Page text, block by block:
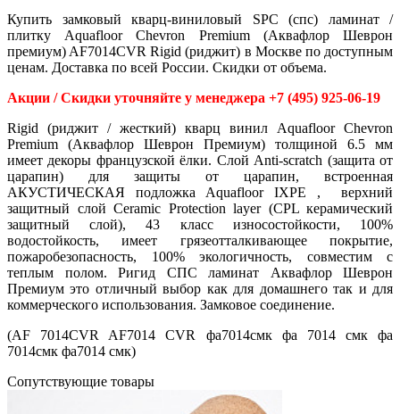
Купить замковый кварц-виниловый SPC (спс) ламинат /
плитку Aquafloor Chevron Premium (Аквафлор Шеврон
премиум) AF7014CVR Rigid (риджит) в Москве по доступным
ценам. Доставка по всей России. Скидки от объема.
Акции / Скидки уточняйте у менеджера +7 (495) 925-06-19
Rigid (риджит / жесткий) кварц винил Aquafloor Chevron
Premium (Аквафлор Шеврон Премиум) толщиной 6.5 мм
имеет декоры французской ёлки. Слой Anti-scratch (защита от
царапин) для защиты от царапин, встроенная
АКУСТИЧЕСКАЯ подложка Aquafloor IXPE , верхний
защитный слой Ceramic Protection layer (CPL керамический
защитный слой), 43 класс износостойкости, 100%
водостойкость, имеет грязеотталкивающее покрытие,
пожаробезопасность, 100% экологичность, совместим с
теплым полом. Ригид СПС ламинат Аквафлор Шеврон
Премиум это отличный выбор как для домашнего так и для
коммерческого использования. Замковое соединение.
(AF 7014CVR AF7014 CVR фа7014смк фа 7014 смк фа
7014смк фа7014 смк)
Cопутствующие товары